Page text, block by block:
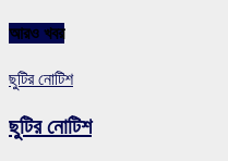
আরও খবর
ছুটির নোটিশ
ছুটির নোটিশ